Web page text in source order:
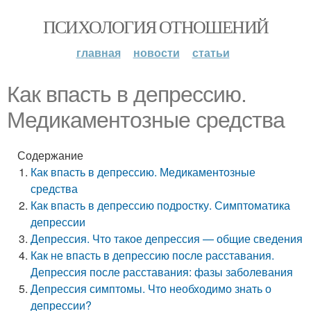
ПСИХОЛОГИЯ ОТНОШЕНИЙ
главная новости статьи
Как впасть в депрессию.
Медикаментозные средства
Содержание
Как впасть в депрессию. Медикаментозные
средства
Как впасть в депрессию подростку. Симптоматика
депрессии
Депрессия. Что такое депрессия — общие сведения
Как не впасть в депрессию после расставания.
Депрессия после расставания: фазы заболевания
Депрессия симптомы. Что необходимо знать о
депрессии?